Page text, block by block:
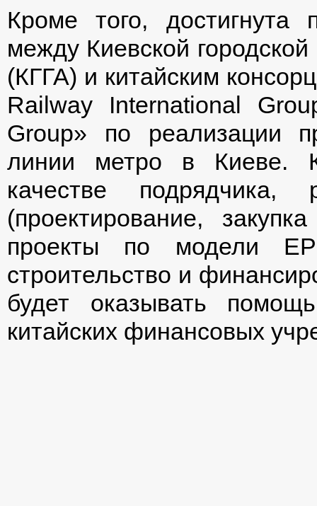
Кроме того, достигнута
между Киевской
(КГГА) и китайским
Railway International
Group» по реализации
линии метро в Киеве.
качестве
(проектирование,
проекты по модели
строительство и
будет оказывать
китайских финансовых